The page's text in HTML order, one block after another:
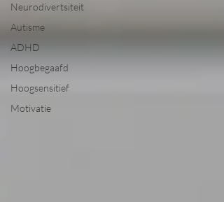
Neurodivertsiteit
Autisme
ADHD
Hoogbegaafd
Hoogsensitief
Motivatie